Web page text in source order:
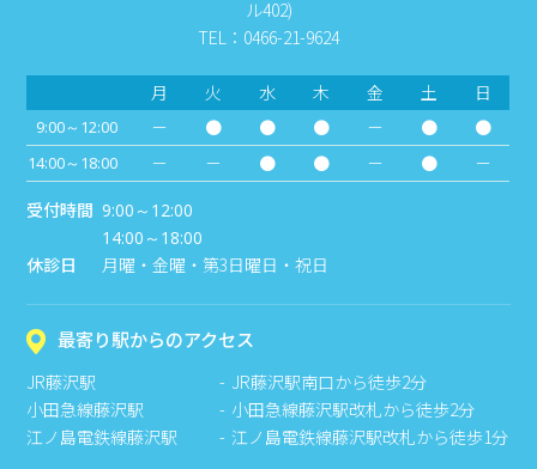
ル402)
TEL：0466-21-9624
月 火 水 木 金 土 日
9:00～12:00 － ● ● ● － ● ●
14:00～18:00 － － ● ● － ●
－
受付時間 9:00～12:00
14:00～18:00
休診日 月曜・金曜・第3日曜日・祝日
最寄り駅からのアクセス
JR藤沢駅
JR藤沢駅南口から徒歩2分
小田急線藤沢駅
小田急線藤沢駅改札から徒歩2分
江ノ島電鉄線藤沢駅
江ノ島電鉄線藤沢駅改札から徒歩1分